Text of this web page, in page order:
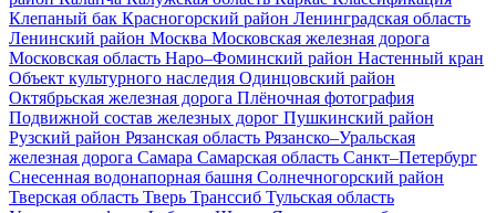
Клепаный бак Красногорский район Ленинградская область
Ленинский район Москва Московская железная дорога
Московская область Наро–Фоминский район Настенный кран
Объект культурного наследия Одинцовский район
Октябрьская железная дорога Плёночная фотография
Подвижной состав железных дорог Пушкинский район
Рузский район Рязанская область Рязанско–Уральская
железная дорога Самара Самарская область Санкт–Петербург
Снесенная водонапорная башня Солнечногорский район
Тверская область Тверь Транссиб Тульская область